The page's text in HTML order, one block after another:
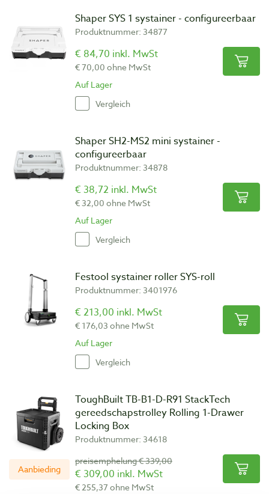
Shaper SYS 1 systainer - configureerbaar
Produktnummer: 34877
€ 84,70 inkl. MwSt
€ 70,00 ohne MwSt
Auf Lager
Vergleich
Shaper SH2-MS2 mini systainer -
configureerbaar
Produktnummer: 34878
€ 38,72 inkl. MwSt
€ 32,00 ohne MwSt
Auf Lager
Vergleich
Festool systainer roller SYS-roll
Produktnummer: 3401976
€ 213,00 inkl. MwSt
€ 176,03 ohne MwSt
Auf Lager
Vergleich
Aanbieding
ToughBuilt TB-B1-D-R91 StackTech
gereedschapstrolley Rolling 1-Drawer
Locking Box
Produktnummer: 34618
preisemphelung € 339,00
€ 309,00 inkl. MwSt
€ 255,37 ohne MwSt